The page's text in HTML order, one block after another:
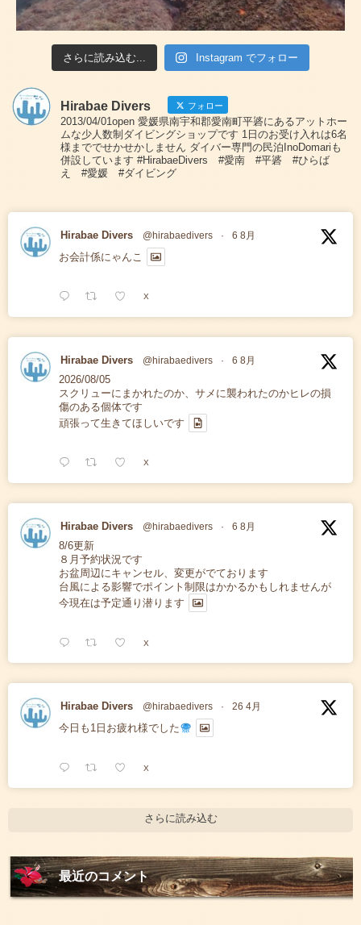
さらに読み込む... Instagram でフォロー
Hirabae Divers フォロー
2013/04/01open 愛媛県南宇和郡愛南町平碆にあるアットホー
ムな少人数制ダイビングショップです 1日のお受け入れは6名
様まででせかせかしません ダイバー専門の民泊InoDomariも
併設しています #HirabaeDivers #愛南 #平碆 #ひらば
え #愛媛 #ダイビング
Hirabae Divers @hirabaedivers · 6 8月
お会計係にゃんこ
X
Hirabae Divers @hirabaedivers · 6 8月
2026/08/05
スクリューにまかれたのか、サメに襲われたのかヒレの損
傷のある個体です
頑張って生きてほしいです
X
Hirabae Divers @hirabaedivers · 6 8月
8/6更新
８月予約状況です
お盆周辺にキャンセル、変更がでております
台風による影響でポイント制限はかかるかもしれませんが
今現在は予定通り潜ります
X
Hirabae Divers @hirabaedivers · 26 4月
今日も1日お疲れ様でした
X
さらに読み込む
最近のコメント